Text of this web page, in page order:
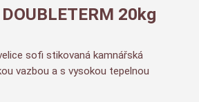
20kg
sofi stikovaná kamnářská
vazbou a s vysokou tepelnou